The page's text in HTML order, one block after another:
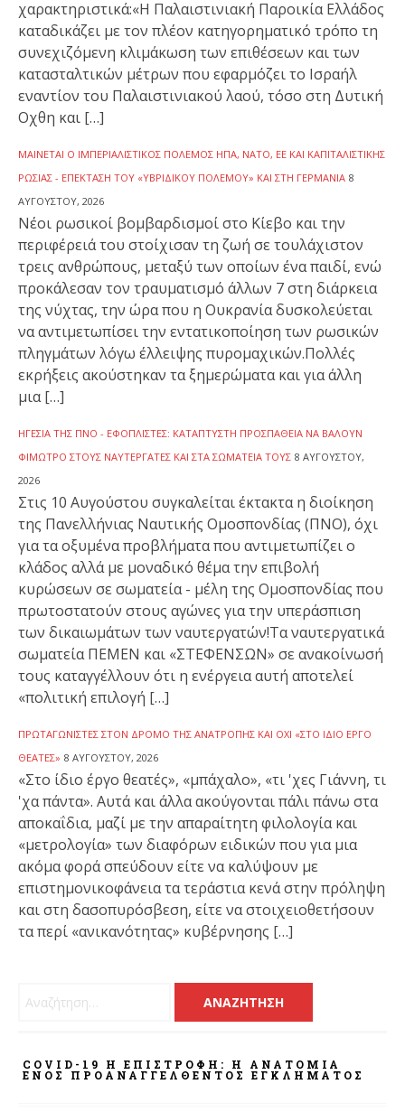
χαρακτηριστικά:«Η Παλαιστινιακή Παροικία Ελλάδος
καταδικάζει με τον πλέον κατηγορηματικό τρόπο τη
συνεχιζόμενη κλιμάκωση των επιθέσεων και των
κατασταλτικών μέτρων που εφαρμόζει το Ισραήλ
εναντίον του Παλαιστινιακού λαού, τόσο στη Δυτική
Οχθη και […]
ΜΑΊΝΕΤΑΙ Ο ΙΜΠΕΡΙΑΛΙΣΤΙΚΌΣ ΠΌΛΕΜΟΣ ΗΠΑ, ΝΑΤΟ, ΕΕ ΚΑΙ ΚΑΠΙΤΑΛΙΣΤΙΚΉΣ
ΡΩΣΊΑΣ - ΕΠΈΚΤΑΣΗ ΤΟΥ «ΥΒΡΙΔΙΚΟΎ ΠΟΛΈΜΟΥ» ΚΑΙ ΣΤΗ ΓΕΡΜΑΝΊΑ 8
ΑΥΓΟΎΣΤΟΥ, 2026
Νέοι ρωσικοί βομβαρδισμοί στο Κίεβο και την
περιφέρειά του στοίχισαν τη ζωή σε τουλάχιστον
τρεις ανθρώπους, μεταξύ των οποίων ένα παιδί, ενώ
προκάλεσαν τον τραυματισμό άλλων 7 στη διάρκεια
της νύχτας, την ώρα που η Ουκρανία δυσκολεύεται
να αντιμετωπίσει την εντατικοποίηση των ρωσικών
πληγμάτων λόγω έλλειψης πυρομαχικών.Πολλές
εκρήξεις ακούστηκαν τα ξημερώματα και για άλλη
μια […]
ΗΓΕΣΊΑ ΤΗΣ ΠΝΟ - ΕΦΟΠΛΙΣΤΈΣ: ΚΑΤΆΠΤΥΣΤΗ ΠΡΟΣΠΆΘΕΙΑ ΝΑ ΒΆΛΟΥΝ
ΦΊΜΩΤΡΟ ΣΤΟΥΣ ΝΑΥΤΕΡΓΆΤΕΣ ΚΑΙ ΣΤΑ ΣΩΜΑΤΕΊΑ ΤΟΥΣ 8 ΑΥΓΟΎΣΤΟΥ,
2026
Στις 10 Αυγούστου συγκαλείται έκτακτα η διοίκηση
της Πανελλήνιας Ναυτικής Ομοσπονδίας (ΠΝΟ), όχι
για τα οξυμένα προβλήματα που αντιμετωπίζει ο
κλάδος αλλά με μοναδικό θέμα την επιβολή
κυρώσεων σε σωματεία - μέλη της Ομοσπονδίας που
πρωτοστατούν στους αγώνες για την υπεράσπιση
των δικαιωμάτων των ναυτεργατών!Τα ναυτεργατικά
σωματεία ΠΕΜΕΝ και «ΣΤΕΦΕΝΣΩΝ» σε ανακοίνωσή
τους καταγγέλλουν ότι η ενέργεια αυτή αποτελεί
«πολιτική επιλογή […]
ΠΡΩΤΑΓΩΝΙΣΤΈΣ ΣΤΟΝ ΔΡΌΜΟ ΤΗΣ ΑΝΑΤΡΟΠΉΣ ΚΑΙ ΌΧΙ «ΣΤΟ ΊΔΙΟ ΈΡΓΟ
ΘΕΑΤΈΣ» 8 ΑΥΓΟΎΣΤΟΥ, 2026
«Στο ίδιο έργο θεατές», «μπάχαλο», «τι 'χες Γιάννη, τι
'χα πάντα». Αυτά και άλλα ακούγονται πάλι πάνω στα
αποκαΐδια, μαζί με την απαραίτητη φιλολογία και
«μετρολογία» των διαφόρων ειδικών που για μια
ακόμα φορά σπεύδουν είτε να καλύψουν με
επιστημονικοφάνεια τα τεράστια κενά στην πρόληψη
και στη δασοπυρόσβεση, είτε να στοιχειοθετήσουν
τα περί «ανικανότητας» κυβέρνησης […]
Αναζήτηση για:
COVID-19 Η ΕΠΙΣΤΡΟΦΗ: Η ΑΝΑΤΟΜΊΑ
ΕΝΌΣ ΠΡΟΑΝΑΓΓΕΛΘΈΝΤΟΣ ΕΓΚΛΉΜΑΤΟΣ